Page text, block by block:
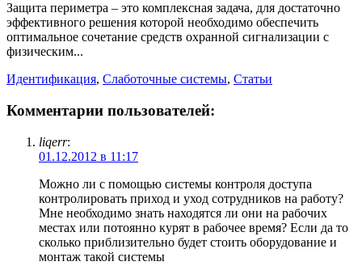
Защита периметра – это комплексная задача, для достаточно
эффективного решения которой необходимо обеспечить
оптимальное сочетание средств охранной сигнализации с
физическим...
Идентификация, Слаботочные системы, Статьи
Комментарии пользователей:
liqerr:
01.12.2012 в 11:17
Можно ли с помощью системы контроля доступа
контролировать приход и уход сотрудников на работу?
Мне необходимо знать находятся ли они на рабочих
местах или потоянно курят в рабочее время? Если да то
сколько приблизительно будет стоить оборудование и
монтаж такой системы